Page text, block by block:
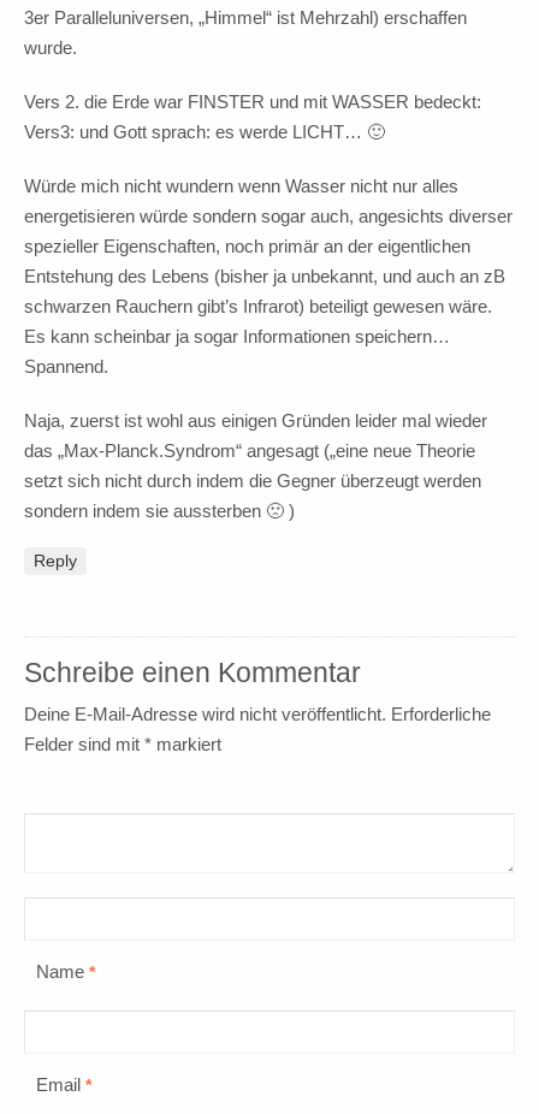
3er Paralleluniversen, „Himmel“ ist Mehrzahl) erschaffen
wurde.
Vers 2. die Erde war FINSTER und mit WASSER bedeckt:
Vers3: und Gott sprach: es werde LICHT… 🙂
Würde mich nicht wundern wenn Wasser nicht nur alles
energetisieren würde sondern sogar auch, angesichts diverser
spezieller Eigenschaften, noch primär an der eigentlichen
Entstehung des Lebens (bisher ja unbekannt, und auch an zB
schwarzen Rauchern gibt’s Infrarot) beteiligt gewesen wäre.
Es kann scheinbar ja sogar Informationen speichern…
Spannend.
Naja, zuerst ist wohl aus einigen Gründen leider mal wieder
das „Max-Planck.Syndrom“ angesagt („eine neue Theorie
setzt sich nicht durch indem die Gegner überzeugt werden
sondern indem sie aussterben 🙁 )
Reply
Schreibe einen Kommentar
Deine E-Mail-Adresse wird nicht veröffentlicht. Erforderliche
Felder sind mit * markiert
Name *
Email *